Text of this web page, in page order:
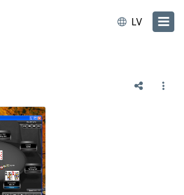
LV